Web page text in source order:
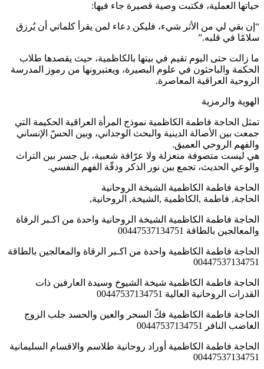
حياتها العملية، فكتبت وصية قصيرة جاء فيها:
“إن بقي لي من الأثر شيء، فليكن دعاء لمن يقرأ كلماتي أن يُرزق
سلامًا في قلبه.”
ما زالت حتى اليوم تقيم في بيتها بالكاظمية، حيث يقصدها طلاب
الحكمة والباحثون في علوم البصيرة، ويعتبرونها من رموز المدرسة
الروحية العراقية المعاصرة.
الهوية والرمزية
تمثل الحاجة فاطمة الكاظمية نموذج المرأة العراقية الحكيمة التي
جمعت بين الأصالة الدينية والبحث الوجداني، وبين الحسّ الإنساني
والفهم الروحي العميق.
هي ليست متصوفة منعزلة ولا عرّافة شعبية، بل جسر بين التراث
والوعي الحديث، تجمع بين نور الذكر ودقّة الفهم النفسي.
الحاجة فاطمة الكاظمية الشيخة الروحانية
الحاجة, فاطمة ,الكاظمية ,الشيخة, الروحانية,
الحاجة فاطمة الكاظمية الشيخة الروحانية واحدة من اكـبر الرقاة
والمعالجين بالطاقة 00447537134751
الحاجة فاطمة الكاظمية واحدة من اكـبر الرقاة والمعالجين بالطاقة
00447537134751
الحاجة فاطمة الكاظمية شيخة الشيوخ وسيدة العارفين ذات
القدرات الروحانية العالية 00447537134751
الحاجة فاطمة الكاظمية فكّ السحر والعين والحسد جلب الزوج
الغاضب النافر 00447537134751
الحاجة فاطمة الكاظمية أوراد روحانية طلاسم والاقسام السليمانية
00447537134751